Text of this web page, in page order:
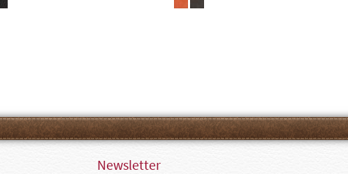
Newsletter